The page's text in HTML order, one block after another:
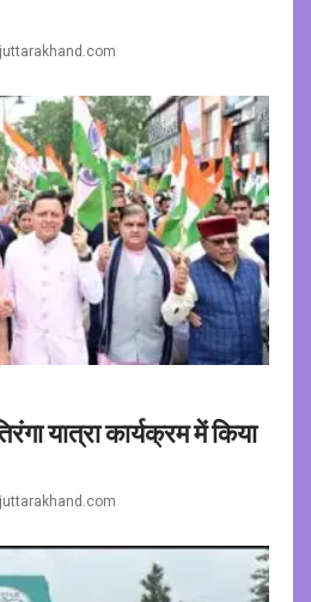
यात्रा कार्यक्रम में किया